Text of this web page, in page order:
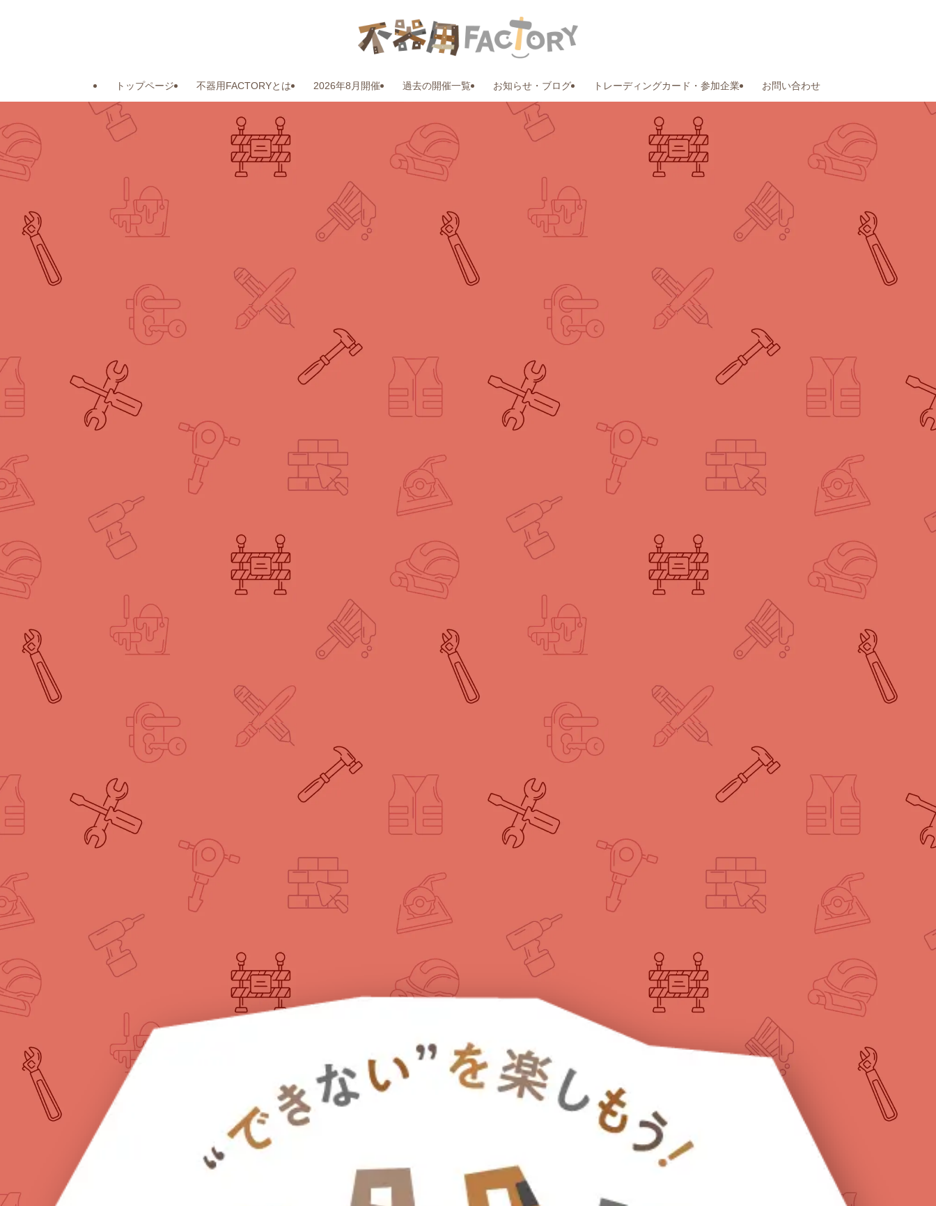
トップページ 不器用FACTORYとは 2026年8月開催 過去の開催一覧 お知らせ・ブログ トレーディングカード・参加企業 お問い合わせ